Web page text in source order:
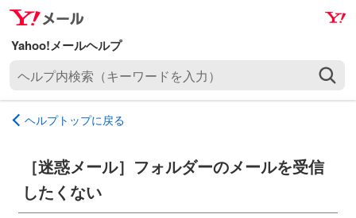
ナ
ビ
ゲ
ー
ョ
ン
ッ
メ
イ
ン
コ
テ
ン
キ
プ
内 ヘルプトップに戻る
［迷惑メール］フォルダーのメールを受信
したくない